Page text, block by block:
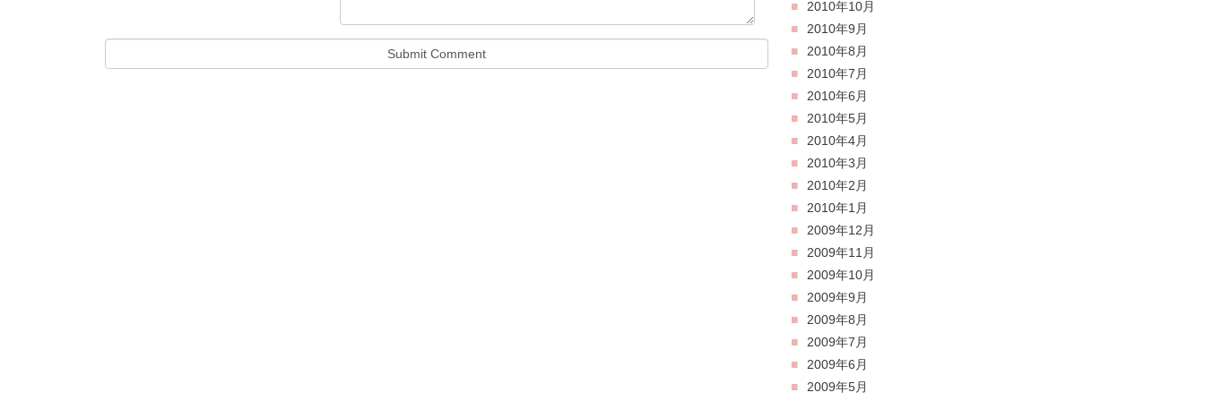
2010年10月
2010年9月
2010年8月
2010年7月
2010年6月
2010年5月
2010年4月
2010年3月
2010年2月
2010年1月
2009年12月
2009年11月
2009年10月
2009年9月
2009年8月
2009年7月
2009年6月
2009年5月